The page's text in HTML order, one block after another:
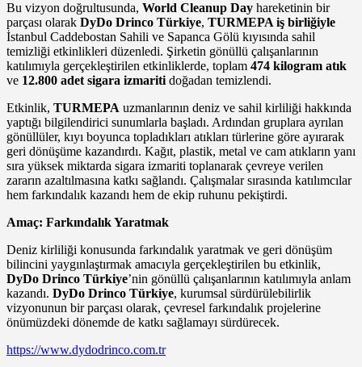
Bu vizyon doğrultusunda, World Cleanup Day hareketinin bir
parçası olarak DyDo Drinco Türkiye, TURMEPA iş birliğiyle
İstanbul Caddebostan Sahili ve Sapanca Gölü kıyısında sahil
temizliği etkinlikleri düzenledi. Şirketin gönüllü çalışanlarının
katılımıyla gerçekleştirilen etkinliklerde, toplam 474 kilogram atık
ve 12.800 adet sigara izmariti doğadan temizlendi.
Etkinlik, TURMEPA uzmanlarının deniz ve sahil kirliliği hakkında
yaptığı bilgilendirici sunumlarla başladı. Ardından gruplara ayrılan
gönüllüler, kıyı boyunca topladıkları atıkları türlerine göre ayırarak
geri dönüşüme kazandırdı. Kağıt, plastik, metal ve cam atıkların yanı
sıra yüksek miktarda sigara izmariti toplanarak çevreye verilen
zararın azaltılmasına katkı sağlandı. Çalışmalar sırasında katılımcılar
hem farkındalık kazandı hem de ekip ruhunu pekiştirdi.
Amaç: Farkındalık Yaratmak
Deniz kirliliği konusunda farkındalık yaratmak ve geri dönüşüm
bilincini yaygınlaştırmak amacıyla gerçekleştirilen bu etkinlik,
DyDo Drinco Türkiye’nin gönüllü çalışanlarının katılımıyla anlam
kazandı. DyDo Drinco Türkiye, kurumsal sürdürülebilirlik
vizyonunun bir parçası olarak, çevresel farkındalık projelerine
önümüzdeki dönemde de katkı sağlamayı sürdürecek.
https://www.dydodrinco.com.tr